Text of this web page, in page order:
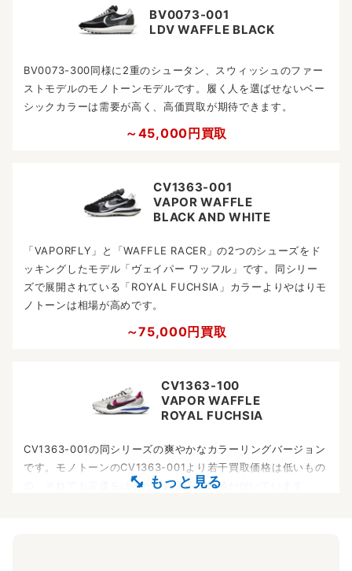
BV0073-001
LDV WAFFLE BLACK
BV0073-300同様に2重のシュータン、スウィッシュのファー
ストモデルのモノトーンモデルです。履く人を選ばせないベー
シックカラーは需要が高く、高価買取が期待できます。
～45,000円買取
CV1363-001
VAPOR WAFFLE
BLACK AND WHITE
「VAPORFLY」と「WAFFLE RACER」の2つのシューズをド
ッキングしたモデル「ヴェイパー ワッフル」です。同シリー
ズで展開されている「ROYAL FUCHSIA」カラーよりやはりモ
ノトーンは相場が高めです。
～75,000円買取
CV1363-100
VAPOR WAFFLE
ROYAL FUCHSIA
CV1363-001の同シリーズの爽やかなカラーリングバージョン
です。モノトーンのCV1363-001より若干買取価格は低いもの
の、それでも定価をはるかに超えるプレ値が付いています。